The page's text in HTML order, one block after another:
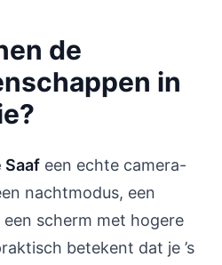
de
in
Saaf een echte camera-
nachtmodus, een
scherm met hogere
betekent dat je ’s